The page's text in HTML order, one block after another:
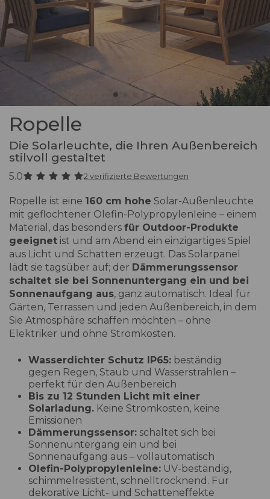
Ropelle
Die Solarleuchte, die Ihren Außenbereich
stilvoll gestaltet
5.0 2 verifizierte Bewertungen
Ropelle ist eine 160 cm hohe Solar-Außenleuchte
mit geflochtener Olefin-Polypropylenleine – einem
Material, das besonders für Outdoor-Produkte
geeignet ist und am Abend ein einzigartiges Spiel
aus Licht und Schatten erzeugt. Das Solarpanel
lädt sie tagsüber auf; der Dämmerungssensor
schaltet sie bei Sonnenuntergang ein und bei
Sonnenaufgang aus, ganz automatisch. Ideal für
Gärten, Terrassen und jeden Außenbereich, in dem
Sie Atmosphäre schaffen möchten – ohne
Elektriker und ohne Stromkosten.
Wasserdichter Schutz IP65: beständig
gegen Regen, Staub und Wasserstrahlen –
perfekt für den Außenbereich
Bis zu 12 Stunden Licht mit einer
Solarladung. Keine Stromkosten, keine
Emissionen
Dämmerungssensor: schaltet sich bei
Sonnenuntergang ein und bei
Sonnenaufgang aus – vollautomatisch
Olefin-Polypropylenleine: UV-beständig,
schimmelresistent, schnelltrocknend. Für
dekorative Licht- und Schatteneffekte